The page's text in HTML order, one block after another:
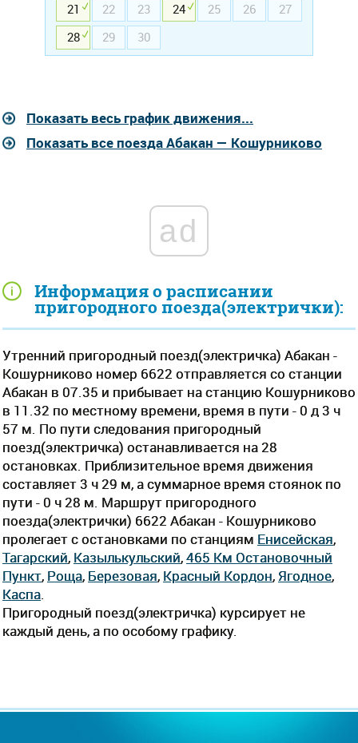
Информация о расписании
пригородного поезда(электрички):
Утренний пригородный поезд(электричка) Абакан -
Кошурниково номер 6622 отправляется со станции
Абакан в 07.35 и прибывает на станцию Кошурниково
в 11.32 по местному времени, время в пути - 0 д 3 ч
57 м. По пути следования пригородный
поезд(электричка) останавливается на 28
остановках. Приблизительное время движения
составляет 3 ч 29 м, а суммарное время стоянок по
пути - 0 ч 28 м. Маршрут пригородного
поезда(электрички) 6622 Абакан - Кошурниково
пролегает c остановками по станциям Енисейская,
Тагарский, Казылькульский,465 Км Остановочный
Пункт, Роща, Березовая, Красный Кордон, Ягодное,
Каспа
Пригородный поезд(электричка) курсирует не
каждый день, а по особому графику.
21
22 23 24 25 26
27
28
29 30
Показать весь график движения...
Показать все поезда Абакан — Кошурниково
ad